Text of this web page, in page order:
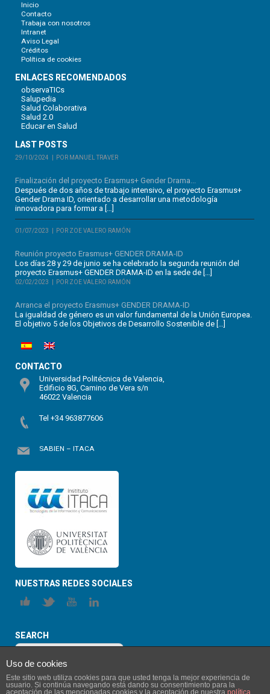
Inicio
Contacto
Trabaja con nosotros
Intranet
Aviso Legal
Créditos
Política de cookies
ENLACES RECOMENDADOS
observaTICs
Salupedia
Salud Colaborativa
Salud 2.0
Educar en Salud
LAST POSTS
29/10/2024 POR MANUEL TRAVER
Finalización del proyecto Erasmus+ Gender Drama...
Después de dos años de trabajo intensivo, el proyecto Erasmus+
Gender Drama ID, orientado a desarrollar una metodología
innovadora para formar a […]
01/07/2023 POR ZOE VALERO RAMÓN
Reunión proyecto Erasmus+ GENDER DRAMA-ID
Los días 28 y 29 de junio se ha celebrado la segunda reunión del
proyecto Erasmus+ GENDER DRAMA-ID en la sede de […]
02/02/2023 POR ZOE VALERO RAMÓN
Arranca el proyecto Erasmus+ GENDER DRAMA-ID
La igualdad de género es un valor fundamental de la Unión Europea.
El objetivo 5 de los Objetivos de Desarrollo Sostenible de […]
CONTACTO
Universidad Politécnica de Valencia,
Edificio 8G, Camino de Vera s/n
46022 Valencia
Tel +34 963877606
SABIEN – ITACA
NUESTRAS REDES SOCIALES
SEARCH
Uso de cookies
Este sitio web utiliza cookies para que usted tenga la mejor experiencia de
usuario. Si continúa navegando está dando su consentimiento para la
aceptación de las mencionadas cookies y la aceptación de nuestra política